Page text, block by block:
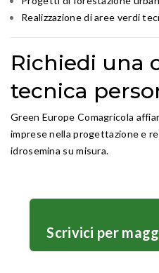
Realizzazione di aree verdi
Richiedi una
tecnica
Green Europe Comagricola
imprese nella progettazione e
idrosemina su misura.
Scrivici per